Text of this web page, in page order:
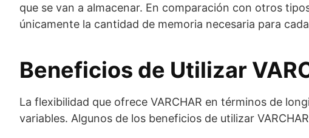
que se van a almacenar. En comparación con otros
únicamente la cantidad de memoria necesaria para
Beneficios de Utilizar
La flexibilidad que ofrece VARCHAR en términos de
variables. Algunos de los beneficios de utilizar